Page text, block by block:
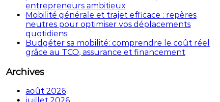
entrepreneurs ambitieux
Mobilité générale et trajet efficace : repères
neutres pour optimiser vos déplacements
quotidiens
Budgéter sa mobilité: comprendre le coût réel
grâce au TCO, assurance et financement
Archives
août 2026